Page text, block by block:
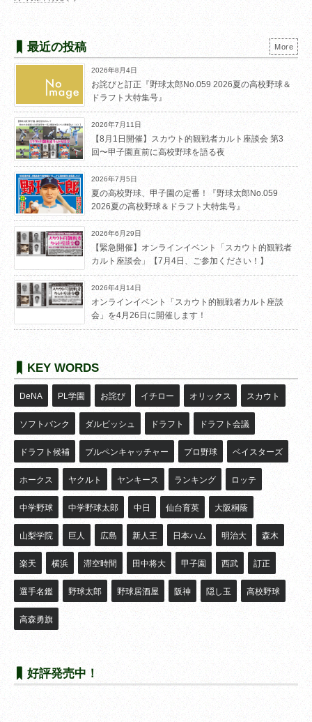
最近の投稿
2026年8月4日
お詫びと訂正『野球太郎No.059 2026夏の高校野球＆
ドラフト大特集号』
2026年7月11日
【8月1日開催】スカウト的観戦者カルト座談会 第3
回〜甲子園直前に高校野球を語る夜
2026年7月5日
夏の高校野球、甲子園の定番！『野球太郎No.059
2026夏の高校野球＆ドラフト大特集号』
2026年6月29日
【緊急開催】オンラインイベント「スカウト的観戦者
カルト座談会」【7月4日、ご参加ください！】
2026年4月14日
オンラインイベント「スカウト的観戦者カルト座談
会」を4月26日に開催します！
More
KEY WORDS
DeNA PL学園 お詫び イチロー オリックス スカウト
ソフトバンク ダルビッシュ ドラフト ドラフト会議
ドラフト候補 ブルペンキャッチャー プロ野球 ベイスターズ
ホークス ヤクルト ヤンキース ランキング ロッテ
中学野球 中学野球太郎 中日 仙台育英 大阪桐蔭
山梨学院 巨人 広島 新人王 日本ハム 明治大 森木
楽天 横浜 滞空時間 田中将大 甲子園 西武 訂正
選手名鑑 野球太郎 野球居酒屋 阪神 隠し玉 高校野球
高森勇旗
好評発売中！